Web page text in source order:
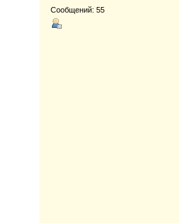
Сообщений: 55